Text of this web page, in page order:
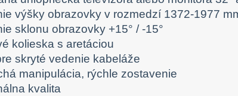
výšky obrazovky v rozmedzí 1372-1977
sklonu obrazovky +15° / -15°
kolieska s aretáciou
skryté vedenie kabeláže
manipulácia, rýchle zostavenie
kvalita